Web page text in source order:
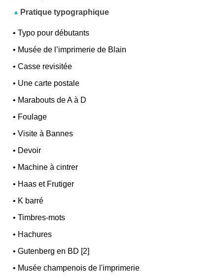
Pratique typographique
•Typo pour débutants
• Musée de l’imprimerie de Blain
•Casse revisitée
• Une carte postale
• Marabouts de A à D
• Foulage
•Visite à Bannes
• Devoir
• Machine à cintrer
• Haas et Frutiger
• K barré
•Timbres-mots
• Hachures
•Gutenberg en BD [2]
• Musée champenois de l'imprimerie